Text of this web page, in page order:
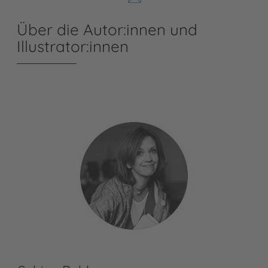
Über die Autor:innen und
Illustrator:innen